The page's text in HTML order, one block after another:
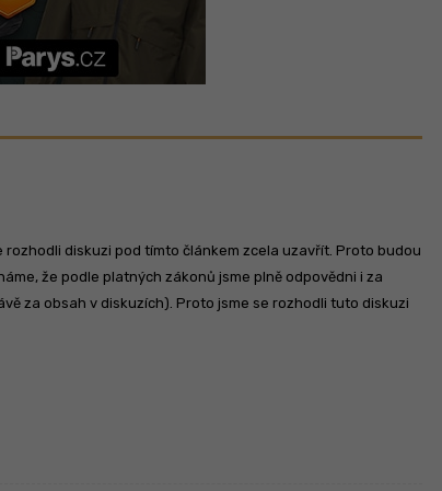
diskuzi pod tímto článkem zcela uzavřít. Proto budou
že podle platných zákonů jsme plně odpovědni i za
za obsah v diskuzích). Proto jsme se rozhodli tuto diskuzi